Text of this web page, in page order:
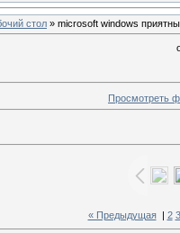
стол » microsoft windows
Просмотреть
« Предыдущая| 2 3